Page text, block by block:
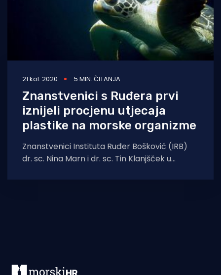
21 kol. 2020 5 MIN. ČITANJA
Znanstvenici s Ruđera prvi
iznijeli procjenu utjecaja
plastike na morske organizme
Znanstvenici Instituta Ruđer Bošković (IRB)
dr. sc. Nina Marn i dr. sc. Tin Klanjšček u